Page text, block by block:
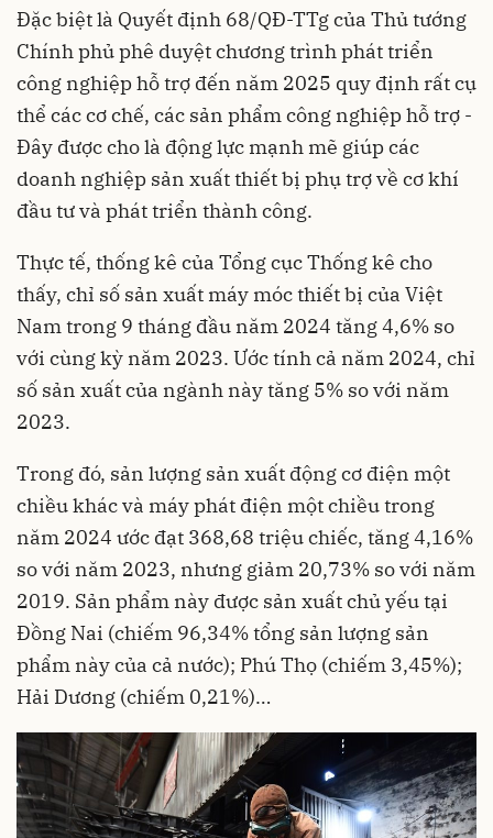
Đặc biệt là Quyết định 68/QĐ-TTg của Thủ tướng
Chính phủ phê duyệt chương trình phát triển
công nghiệp hỗ trợ đến năm 2025 quy định rất cụ
thể các cơ chế, các sản phẩm công nghiệp hỗ trợ -
Đây được cho là động lực mạnh mẽ giúp các
doanh nghiệp sản xuất thiết bị phụ trợ về cơ khí
đầu tư và phát triển thành công.
Thực tế, thống kê của Tổng cục Thống kê cho
thấy, chỉ số sản xuất máy móc thiết bị của Việt
Nam trong 9 tháng đầu năm 2024 tăng 4,6% so
với cùng kỳ năm 2023. Ước tính cả năm 2024, chỉ
số sản xuất của ngành này tăng 5% so với năm
2023.
Trong đó, sản lượng sản xuất động cơ điện một
chiều khác và máy phát điện một chiều trong
năm 2024 ước đạt 368,68 triệu chiếc, tăng 4,16%
so với năm 2023, nhưng giảm 20,73% so với năm
2019. Sản phẩm này được sản xuất chủ yếu tại
Đồng Nai (chiếm 96,34% tổng sản lượng sản
phẩm này của cả nước); Phú Thọ (chiếm 3,45%);
Hải Dương (chiếm 0,21%)…